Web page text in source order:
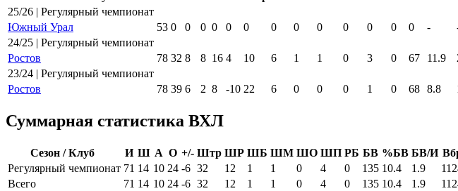
25/26 | Регулярный чемпионат
Южный Урал
53 0 0 0 0 0 0 0 0 0 0 0 0 0 -
24/25 | Регулярный чемпионат
Ростов
78 32 8 8 16 4 10 6 1 1 0 3 0 67 11.9
23/24 | Регулярный чемпионат
Ростов
78 39 6 2 8 -10 22 6 0 0 0 1 0 68 8.8
Суммарная статистика ВХЛ
Сезон / Клуб И Ш А О +/- Штр ШР ШБ ШМ ШО ШП РБ БВ %БВ БВ/И
Регулярный чемпионат 71 14 10 24 -6 32 12 1 1 0 4 0 135 10.4 1.9
Всего
71 14 10 24 -6 32 12 1 1 0 4 0 135 10.4 1.9